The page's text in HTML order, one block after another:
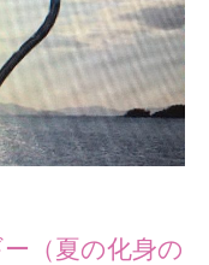
（夏の化身の